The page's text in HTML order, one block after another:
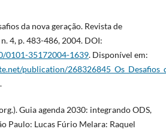
da nova geração. Revista de
4, p. 483-486, 2004. DOI:
0101-35172004-1639. Disponível em:
publication/
Guia agenda 2030: integrando ODS,
Paulo: Lucas Fúrio Melara: Raquel